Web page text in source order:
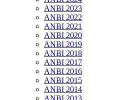
ANBI 2023
ANBI 2022
ANBI 2021
ANBI 2020
ANBI 2019
ANBI 2018
ANBI 2017
ANBI 2016
ANBI 2015
ANBI 2014
ANBI 2013